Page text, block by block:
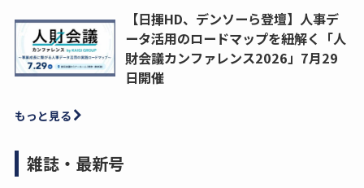
【日揮HD、デンソーら登壇】人事デ
ータ活用のロードマップを紐解く「人
財会議カンファレンス2026」7月29
日開催
もっと見る
雑誌・最新号